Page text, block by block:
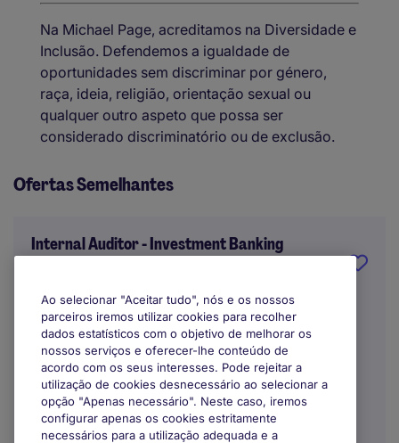
Na Michael Page, acreditamos na Diversidade e
Inclusão. Defendemos a igualdade de
oportunidades sem discriminar por género,
raça, ideia, religião, orientação sexual ou
qualquer outro aspeto que possa ser
considerado discriminatório ou de exclusão.
Ofertas Semelhantes
Internal Auditor - Investment Banking
Lisbon
Indefinido
Ao selecionar "Aceitar tudo", nós e os nossos
parceiros iremos utilizar cookies para recolher
dados estatísticos com o objetivo de melhorar os
nossos serviços e oferecer-lhe conteúdo de
acordo com os seus interesses. Pode rejeitar a
utilização de cookies desnecessário ao selecionar a
opção "Apenas necessário". Neste caso, iremos
configurar apenas os cookies estritamente
necessários para a utilização adequada e a